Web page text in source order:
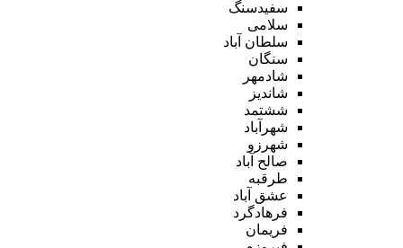
سفیدسنگ
سلامی
سلطان آباد
سنگان
شادمهر
شاندیز
ششتمد
شهرآباد
شهرزو
صالح آباد
طرقبه
عشق آباد
فرهادگرد
فریمان